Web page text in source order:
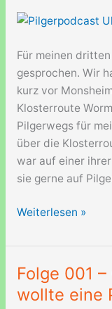
Risiko
Für meinen
gesprochen. Wir
kurz vor
Klosterroute
Pilgerwegs für
über die
war auf einer
sie gerne auf
Folge
–
Marlies
–
Draussen
Weiterlesen »
Folge 001
wollte eine